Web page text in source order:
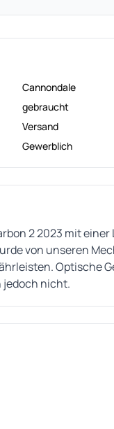
Cannondale
gebraucht
Versand
Gewerblich
2 2023 mit
von unseren
Optische
jedoch nicht.